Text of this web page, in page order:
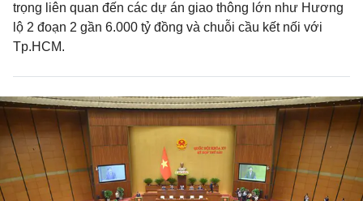
trọng liên quan đến các dự án giao thông lớn như Hương
lộ 2 đoạn 2 gần 6.000 tỷ đồng và chuỗi cầu kết nối với
Tp.HCM.